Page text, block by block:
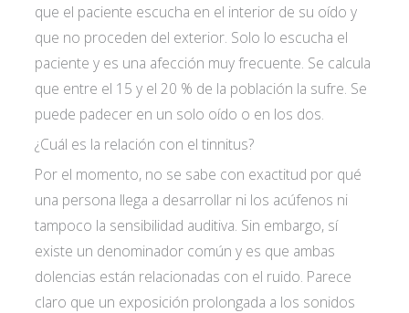
que el paciente escucha en el interior de su oído y
que no proceden del exterior. Solo lo escucha el
paciente y es una afección muy frecuente. Se calcula
que entre el 15 y el 20 % de la población la sufre. Se
puede padecer en un solo oído o en los dos.
¿Cuál es la relación con el tinnitus?
Por el momento, no se sabe con exactitud por qué
una persona llega a desarrollar ni los acúfenos ni
tampoco la sensibilidad auditiva. Sin embargo, sí
existe un denominador común y es que ambas
dolencias están relacionadas con el ruido. Parece
claro que un exposición prolongada a los sonidos